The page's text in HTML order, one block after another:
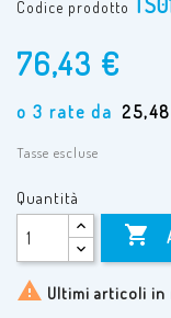
Codice prodotto
76,43 €
Tasse escluse
Quantità

 Ultimi articoli in